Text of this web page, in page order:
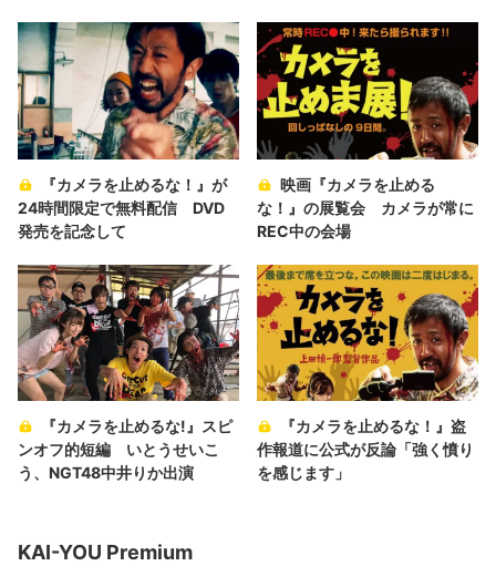
『カメラを止めるな！』が
24時間限定で無料配信 DVD
発売を記念して
映画『カメラを止める
な！』の展覧会 カメラが常に
REC中の会場
『カメラを止めるな!』スピ
ンオフ的短編 いとうせいこ
う、NGT48中井りか出演
『カメラを止めるな！』盗
作報道に公式が反論「強く憤り
を感じます」
KAI-YOU Premium